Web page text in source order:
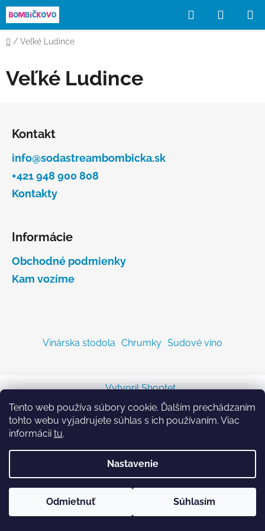
Tento web používa súbory cookie. Ďalším prechádzaním
tohto webu vyjadrujete súhlas s ich používaním. Viac
informáciítu.
Nastavenie
Odmietnuť Súhlasím
Prejsť
na
obsah
Hľadať
KOŠÍK
Domov
/ Veľké Ludince
Veľké Ludince
Kontakt
info@sodastreambombicka.sk
+421 948 900 808
Kontakty
Informácie
Obchodné podmienky
Kam vozíme
Vinárska stodola Chrumky Sudové víno
Vytvoril Shoptet
Copyright 2026
Sodastreambombicka.sk
. Všetky
práva vyhradené.